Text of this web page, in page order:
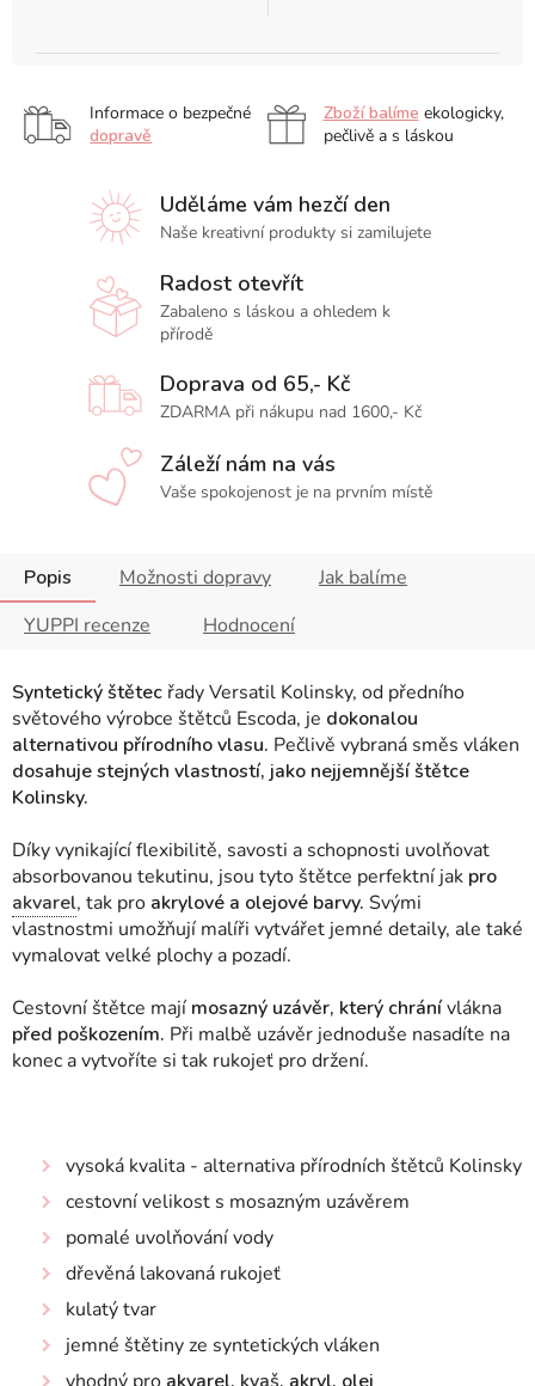
Informace o bezpečné
dopravě
Zboží balíme ekologicky,
pečlivě a s láskou
Uděláme vám hezčí den
Naše kreativní produkty si zamilujete
Radost otevřít
Zabaleno s láskou a ohledem k
přírodě
Doprava od 65,- Kč
ZDARMA při nákupu nad 1600,- Kč
Záleží nám na vás
Vaše spokojenost je na prvním místě
Popis Možnosti dopravy
Jak balíme
YUPPI recenze
Hodnocení
Syntetický štětec řady Versatil Kolinsky, od předního
světového výrobce štětců Escoda, je dokonalou
alternativou přírodního vlasu. Pečlivě vybraná směs vláken
dosahuje stejných vlastností, jako nejjemnější štětce
Kolinsky.
Díky vynikající flexibilitě, savosti a schopnosti uvolňovat
absorbovanou tekutinu, jsou tyto štětce perfektní jak pro
akvarel, tak pro akrylové a olejové barvy. Svými
vlastnostmi umožňují malíři vytvářet jemné detaily, ale také
vymalovat velké plochy a pozadí.
Cestovní štětce mají mosazný uzávěr, který chránívlákna
před poškozením. Při malbě uzávěr jednoduše nasadíte na
konec a vytvoříte si tak rukojeť pro držení.
vysoká kvalita - alternativa přírodních štětců Kolinsky
cestovní velikost s mosazným uzávěrem
pomalé uvolňování vody
dřevěná lakovaná rukojeť
kulatý tvar
jemné štětiny ze syntetických vláken